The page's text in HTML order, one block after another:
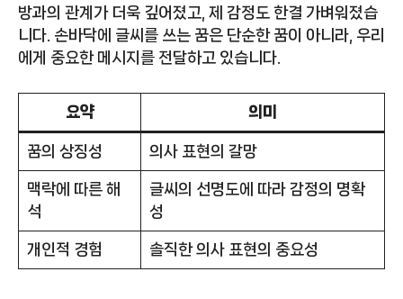
방과의 관계가 더욱 깊어졌고, 제 감정도 한결 가벼워졌습
니다. 손바닥에 글씨를 쓰는 꿈은 단순한 꿈이 아니라, 우리
에게 중요한 메시지를 전달하고 있습니다.
요약 의미
꿈의 상징성 의사 표현의 갈망
맥락에 따른 해
석
글씨의 선명도에 따라 감정의 명확
성
개인적 경험 솔직한 의사 표현의 중요성